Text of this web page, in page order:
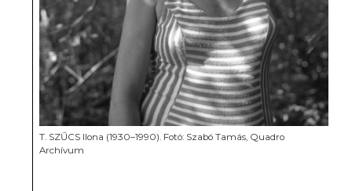
T. SZŰCS Ilona (1930–1990). Fotó: Szabó Tamás, Quadro
Archívum